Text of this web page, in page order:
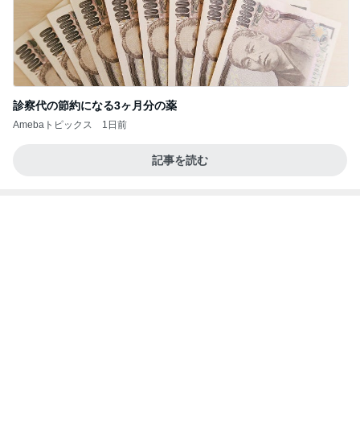
診察代の節約になる3ヶ月分の薬
Amebaトピックス 1日前
記事を読む